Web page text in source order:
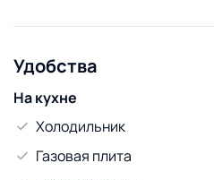
Удобства
На кухне
Холодильник
Газовая плита